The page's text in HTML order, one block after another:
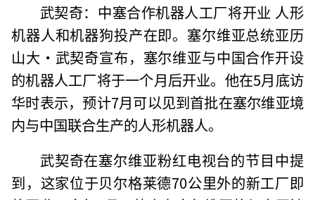
武契奇：中塞合作机器人工厂将开业 人形
机器人和机器狗投产在即。塞尔维亚总统亚历
山大·武契奇宣布，塞尔维亚与中国合作开设
的机器人工厂将于一个月后开业。他在5月底访
华时表示，预计7月可以见到首批在塞尔维亚境
内与中国联合生产的人形机器人。
武契奇在塞尔维亚粉红电视台的节目中提
到，这家位于贝尔格莱德70公里外的新工厂即